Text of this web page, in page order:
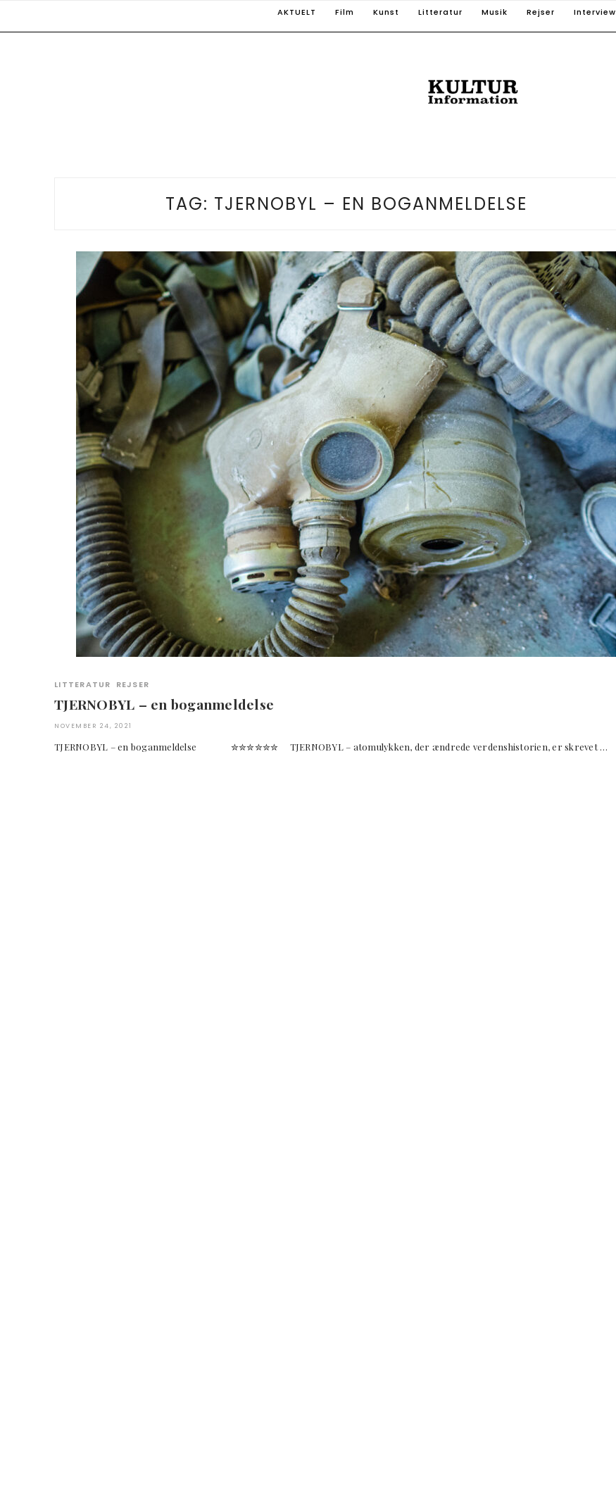
AKTUELT Film Kunst Litteratur Musik Rejser Interview
TAG: TJERNOBYL – EN BOGANMELDELSE
LITTERATUR REJSER
TJERNOBYL – en boganmeldelse
NOVEMBER 24, 2021
TJERNOBYL – en boganmeldelse ✮✮✮✮✮✮ TJERNOBYL – atomulykken, der ændrede verdenshistorien, er skrevet …